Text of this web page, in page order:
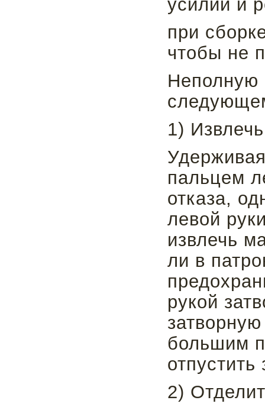
усилий и
при
чтобы не
Неполную
1)
пальцем
отказа,
левой
извлечь
ли в
рукой
большим
отпустить
2)